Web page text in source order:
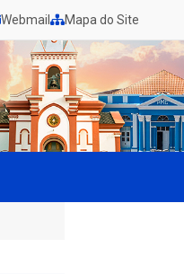
Webmail Mapa do Site